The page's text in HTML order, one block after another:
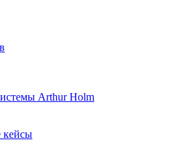
Arthur Holm
кейсы